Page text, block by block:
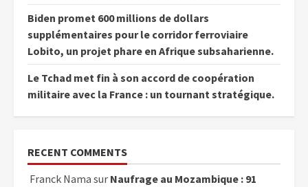
Biden promet 600 millions de dollars
supplémentaires pour le corridor ferroviaire
Lobito, un projet phare en Afrique subsaharienne.
Le Tchad met fin à son accord de coopération
militaire avec la France : un tournant stratégique.
RECENT COMMENTS
Franck Nama sur Naufrage au Mozambique : 91